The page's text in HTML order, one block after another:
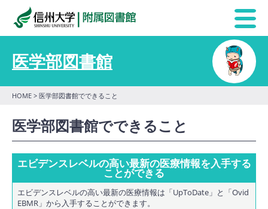
医学部図書館
HOME > 医学部図書館でできること
医学部図書館でできること
エビデンスレベルの高い最新の医療情報を入手する
ことができる
エビデンスレベルの高い最新の医療情報は「UpToDate」と「Ovid
EBMR」から入手することができます。